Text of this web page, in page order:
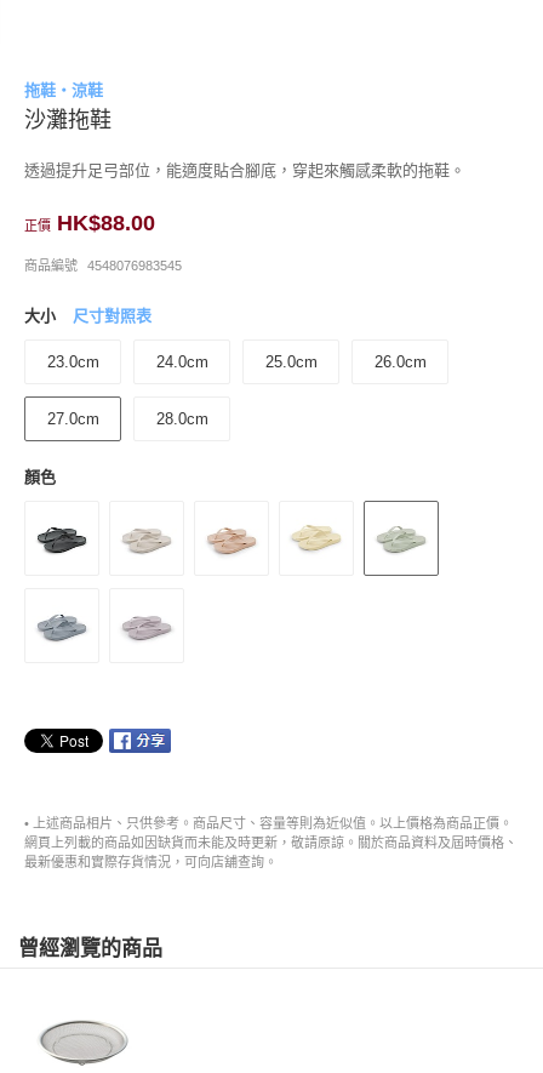
拖鞋・涼鞋
沙灘拖鞋
透過提升足弓部位，能適度貼合腳底，穿起來觸感柔軟的拖鞋。
正價 HK$88.00
商品編號 4548076983545
大小 尺寸對照表
23.0cm 24.0cm 25.0cm 26.0cm
27.0cm 28.0cm
顏色
• 上述商品相片、只供參考。商品尺寸、容量等則為近似值。以上價格為商品正價。
網頁上列載的商品如因缺貨而未能及時更新，敬請原諒。關於商品資料及屆時價格、
最新優惠和實際存貨情況，可向店舖查詢。
曾經瀏覽的商品